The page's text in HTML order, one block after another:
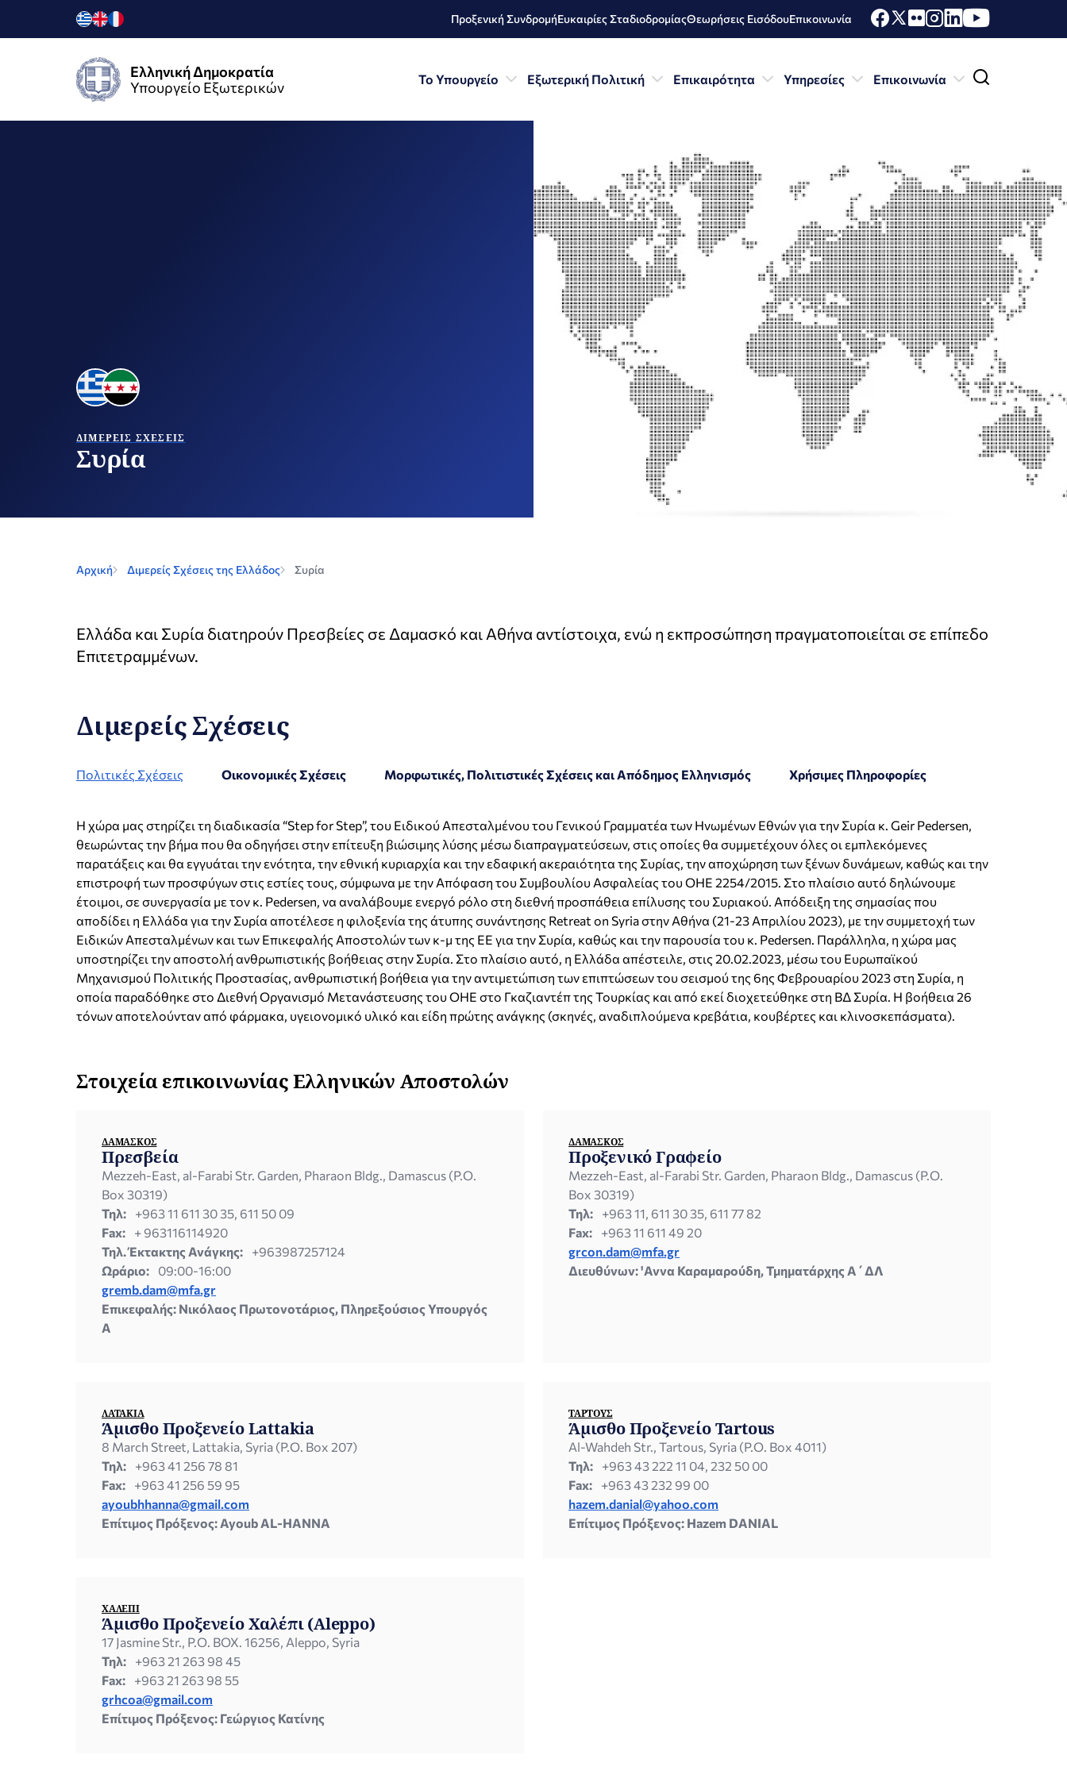
Προξενική ΣυνδρομήΕυκαιρίες ΣταδιοδρομίαςΘεωρήσεις ΕισόδουΕπικοινωνία
Ελληνική Δημοκρατία
Υπουργείο Εξωτερικών
Το Υπουργείο Εξωτερική Πολιτική Επικαιρότητα Υπηρεσίες Επικοινωνία
ΔΙΜΕΡΕΊΣ ΣΧΈΣΕΙΣ
Συρία
Αρχική Διμερείς Σχέσεις της Ελλάδος Συρία
Ελλάδα και Συρία διατηρούν Πρεσβείες σε Δαμασκό και Αθήνα αντίστοιχα, ενώ η εκπροσώπηση πραγματοποιείται σε επίπεδο
Επιτετραμμένων.
Διμερείς Σχέσεις
Πολιτικές Σχέσεις Οικονομικές Σχέσεις Μορφωτικές, Πολιτιστικές Σχέσεις και Απόδημος Ελληνισμός Χρήσιμες Πληροφορίες
Η χώρα μας στηρίζει τη διαδικασία “Step for Step”, του Ειδικού Απεσταλμένου του Γενικού Γραμματέα των Ηνωμένων Εθνών για την Συρία κ. Geir Pedersen,
θεωρώντας την βήμα που θα οδηγήσει στην επίτευξη βιώσιμης λύσης μέσω διαπραγματεύσεων, στις οποίες θα συμμετέχουν όλες οι εμπλεκόμενες
παρατάξεις και θα εγγυάται την ενότητα, την εθνική κυριαρχία και την εδαφική ακεραιότητα της Συρίας, την αποχώρηση των ξένων δυνάμεων, καθώς και την
επιστροφή των προσφύγων στις εστίες τους, σύμφωνα με την Απόφαση του Συμβουλίου Ασφαλείας του ΟΗΕ 2254/2015. Στο πλαίσιο αυτό δηλώνουμε
έτοιμοι, σε συνεργασία με τον κ. Pedersen, να αναλάβουμε ενεργό ρόλο στη διεθνή προσπάθεια επίλυσης του Συριακού. Απόδειξη της σημασίας που
αποδίδει η Ελλάδα για την Συρία αποτέλεσε η φιλοξενία της άτυπης συνάντησης Retreat on Syria στην Αθήνα (21-23 Απριλίου 2023), με την συμμετοχή των
Ειδικών Απεσταλμένων και των Επικεφαλής Αποστολών των κ-μ της ΕΕ για την Συρία, καθώς και την παρουσία του κ. Pedersen. Παράλληλα, η χώρα μας
υποστηρίζει την αποστολή ανθρωπιστικής βοήθειας στην Συρία. Στο πλαίσιο αυτό, η Ελλάδα απέστειλε, στις 20.02.2023, μέσω του Ευρωπαϊκού
Μηχανισμού Πολιτικής Προστασίας, ανθρωπιστική βοήθεια για την αντιμετώπιση των επιπτώσεων του σεισμού της 6ης Φεβρουαρίου 2023 στη Συρία, η
οποία παραδόθηκε στο Διεθνή Οργανισμό Μετανάστευσης του ΟΗΕ στο Γκαζιαντέπ της Τουρκίας και από εκεί διοχετεύθηκε στη ΒΔ Συρία. Η βοήθεια 26
τόνων αποτελούνταν από φάρμακα, υγειονομικό υλικό και είδη πρώτης ανάγκης (σκηνές, αναδιπλούμενα κρεβάτια, κουβέρτες και κλινοσκεπάσματα).
Στοιχεία επικοινωνίας Ελληνικών Αποστολών
ΔΑΜΑΣΚΌΣ
Πρεσβεία
Mezzeh-East, al-Farabi Str. Garden, Pharaon Bldg., Damascus (P.O.
Box 30319)
Τηλ:
+963 11 611 30 35, 611 50 09
Fax:
+ 963116114920
Τηλ. Έκτακτης Ανάγκης:
+963987257124
Ωράριο:
09:00-16:00
gremb.dam@mfa.gr
Επικεφαλής: Νικόλαος Πρωτονοτάριος, Πληρεξούσιος Υπουργός
A
ΔΑΜΑΣΚΌΣ
Προξενικό Γραφείο
Mezzeh-East, al-Farabi Str. Garden, Pharaon Bldg., Damascus (P.O.
Box 30319)
Τηλ:
+963 11, 611 30 35, 611 77 82
Fax:
+963 11 611 49 20
grcon.dam@mfa.gr
Διευθύνων: 'Αννα Καραμαρούδη, Τμηματάρχης Α΄ΔΛ
ΛΑΤΆΚΙΑ
Άμισθο Προξενείο Lattakia
8 March Street, Lattakia, Syria (P.O. Box 207)
Τηλ:
+963 41 256 78 81
Fax:
+963 41 256 59 95
ayoubhhanna@gmail.com
Επίτιμος Πρόξενος: Ayoub AL-HANNA
ΤΑΡΤΟΎΣ
Άμισθο Προξενείο Tartous
Al-Wahdeh Str., Tartous, Syria (P.O. Box 4011)
Τηλ:
+963 43 222 11 04, 232 50 00
Fax:
+963 43 232 99 00
hazem.danial@yahoo.com
Επίτιμος Πρόξενος: Hazem DANIAL
ΧΑΛΈΠΙ
Άμισθο Προξενείο Χαλέπι (Aleppo)
17 Jasmine Str., P.O. BOX. 16256, Aleppo, Syria
Τηλ:
+963 21 263 98 45
Fax:
+963 21 263 98 55
grhcoa@gmail.com
Επίτιμος Πρόξενος: Γεώργιος Κατίνης